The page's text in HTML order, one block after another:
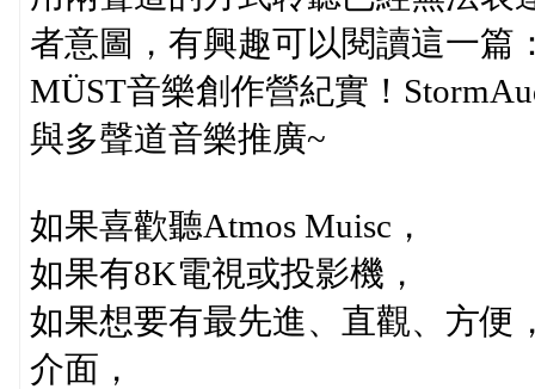
者意圖，有興趣可以閱讀這一篇
MÜST音樂創作營紀實！
與多聲道音樂推廣~
如果喜歡聽Atmos Muisc，
如果有8K電視或投影機，
如果想要有最先進、直觀、方便
介面，